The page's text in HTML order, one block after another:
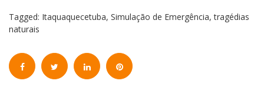
Tagged: Itaquaquecetuba, Simulação de Emergência,tragédias
naturais